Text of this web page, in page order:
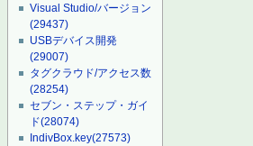
Visual Studio/バージョン
(29437)
USBデバイス開発
(29007)
タグクラウド/アクセス数
(28254)
セブン・ステップ・ガイ
ド(28074)
IndivBox.key(27573)